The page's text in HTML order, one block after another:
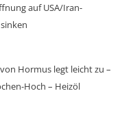
auf USA/Iran-
Hormus legt leicht zu –
Hoch – Heizöl